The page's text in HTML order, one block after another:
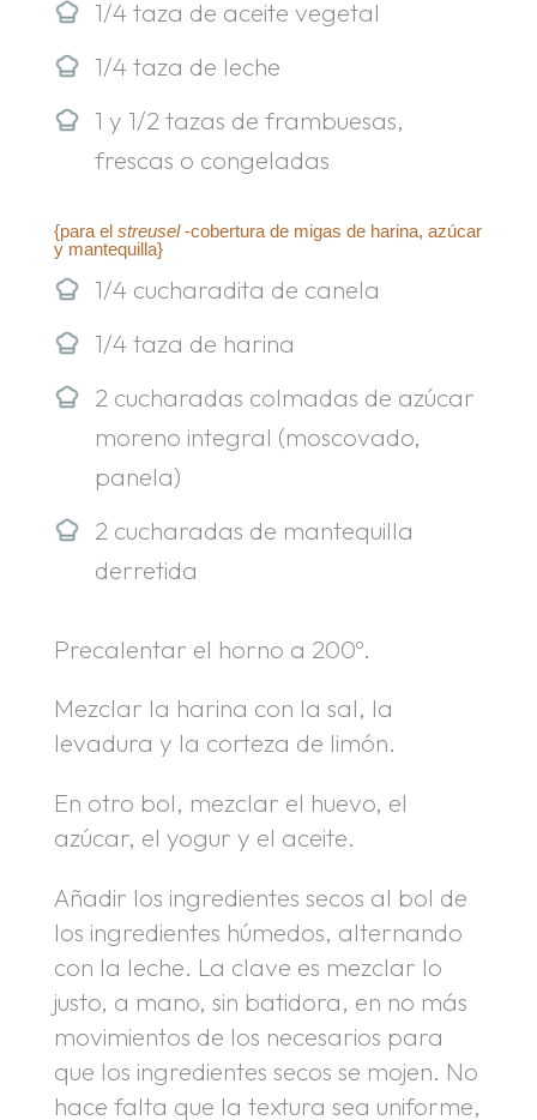
1/4 taza de aceite vegetal
1/4 taza de leche
1 y 1/2 tazas de frambuesas,
frescas o congeladas
{para el streusel-cobertura de migas de harina, azúcar
y mantequilla}
1/4 cucharadita de canela
1/4 taza de harina
2 cucharadas colmadas de azúcar
moreno integral (moscovado,
panela)
2 cucharadas de mantequilla
derretida
Precalentar el horno a 200º.
Mezclar la harina con la sal, la
levadura y la corteza de limón.
En otro bol, mezclar el huevo, el
azúcar, el yogur y el aceite.
Añadir los ingredientes secos al bol de
los ingredientes húmedos, alternando
con la leche. La clave es mezclar lo
justo, a mano, sin batidora, en no más
movimientos de los necesarios para
que los ingredientes secos se mojen. No
hace falta que la textura sea uniforme,